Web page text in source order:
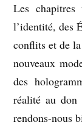
Les chapitres
l’identité, des
conflits et de
nouveaux
des
réalité au don
rendons-nous